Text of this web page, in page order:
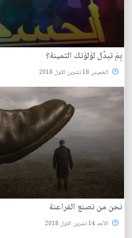
بِمَ تبدِّل لؤلؤتك الثمينة؟
الخميس 18 تشرين الاول 2018
نحن من نصنع الفراعنة
الأحد 14 تشرين الاول 2018